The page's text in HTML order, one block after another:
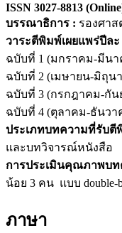
ISSN 3027-8813
บรรณาธิการ : รองศา
วาระตีพิมพ์เผยแพร่ปีล
ฉบับที่ 1 (มกราคม-มีน
ฉบับที่ 2 (เมษายน-มิถุน
ฉบับที่ 3 (กรกฎาคม-กัน
ฉบับที่ 4 (ตุลาคม-ธันวา
ประเภทบทความที่รับตี
และบทวิจารณ์หนังสือ
การประเมินคุณภาพบท
น้อย 3 คน แบบ double-
ภาษา